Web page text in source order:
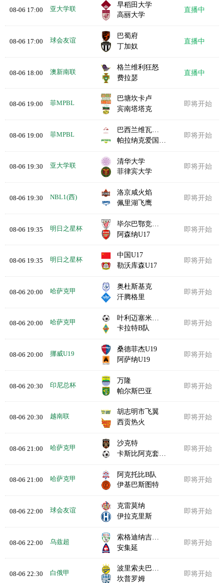
08-06 17:00 亚大学联
早稻田大学
高丽大学
直播中
08-06 17:00 球会友谊
巴蜀府
丁加奴
直播中
08-06 18:00 澳新南联
格兰维利狂怒
费拉瑟
直播中
08-06 19:00 菲MPBL
巴塘坎卡卢
宾南塔塔克
即将开始
08-06 19:00 菲MPBL
巴西兰维瓦领航
帕拉纳克爱国者队
即将开始
08-06 19:30 亚大学联
清华大学
菲律宾大学
即将开始
08-06 19:30 NBL1(西)
洛京咸火焰
佩里湖飞鹰
即将开始
08-06 19:35 明日之星杯
毕尔巴鄂竞技U17
阿森纳U17
即将开始
08-06 19:35 明日之星杯
中国U17
勒沃库森U17
即将开始
08-06 20:00 哈萨克甲
奥杜斯基克
汗腾格里
即将开始
08-06 20:00 哈萨克甲
叶利迈塞米B队
卡拉特B队
即将开始
08-06 20:00 挪威U19
桑德菲杰U19
阿萨纳U19
即将开始
08-06 20:30 印尼总杯
万隆
帕尔斯巴亚
即将开始
08-06 20:30 越南联
胡志明市飞翼
西贡热火
即将开始
08-06 21:00 哈萨克甲
沙克特
卡斯比阿克套B队
即将开始
08-06 21:00 哈萨克甲
阿克托比B队
伊基巴斯图特
即将开始
08-06 22:00 球会友谊
克雷莫纳
伊拉克里斯
即将开始
08-06 22:00 乌兹超
索格迪纳吉扎克
安集延
即将开始
08-06 22:30 白俄甲
波里索夫巴特B队
坎普罗姆
即将开始